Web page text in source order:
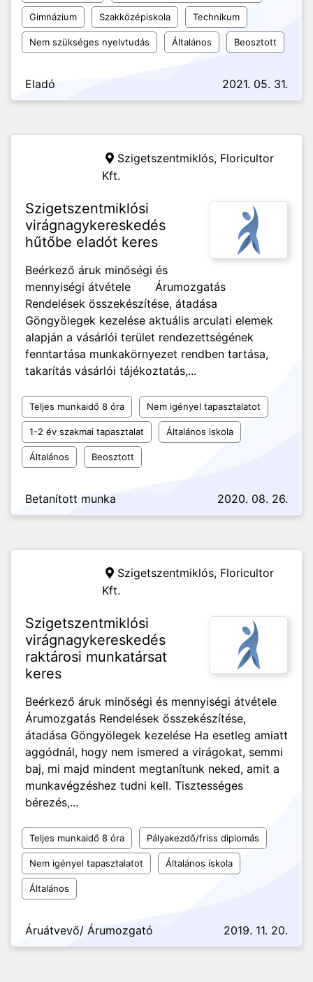
Gimnázium Szakközépiskola Technikum
Nem szükséges nyelvtudás Általános Beosztott
Eladó 2021. 05. 31.
Szigetszentmiklós, Floricultor
Kft.
Szigetszentmiklósi
virágnagykereskedés
hűtőbe eladót keres
Beérkező áruk minőségi és
mennyiségi átvétele Árumozgatás
Rendelések összekészítése, átadása
Göngyölegek kezelése aktuális arculati elemek
alapján a vásárlói terület rendezettségének
fenntartása munkakörnyezet rendben tartása,
takarítás vásárlói tájékoztatás,...
Teljes munkaidő 8 óra Nem igényel tapasztalatot
1-2 év szakmai tapasztalat Általános iskola
Általános Beosztott
Betanított munka 2020. 08. 26.
Szigetszentmiklós, Floricultor
Kft.
Szigetszentmiklósi
virágnagykereskedés
raktárosi munkatársat
keres
Beérkező áruk minőségi és mennyiségi átvétele
Árumozgatás Rendelések összekészítése,
átadása Göngyölegek kezelése Ha esetleg amiatt
aggódnál, hogy nem ismered a virágokat, semmi
baj, mi majd mindent megtanítunk neked, amit a
munkavégzéshez tudni kell. Tisztességes
bérezés,...
Teljes munkaidő 8 óra Pályakezdő/friss diplomás
Nem igényel tapasztalatot Általános iskola
Általános
Áruátvevő/ Árumozgató 2019. 11. 20.